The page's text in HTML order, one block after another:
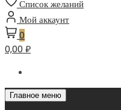
Список желаний
Мой аккаунт
0
0,00 ₽
Главное меню